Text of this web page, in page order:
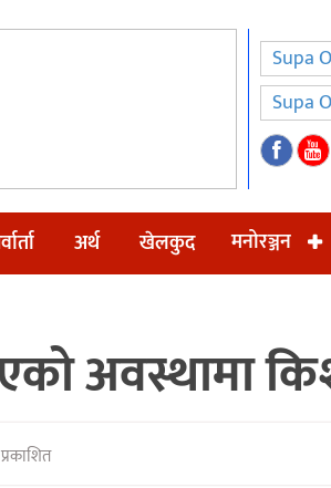
Supa
Supa
अर्थ खेलकुद मनोरञ्जन
अवस्थामा